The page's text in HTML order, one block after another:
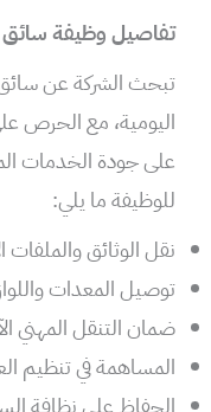
تفاصيل وظيفة سائق
تبحث الشركة عن سائق
اليومية، مع الحرص
على جودة الخدمات
للوظيفة ما يلي:
نقل الوثائق والملفات
توصيل المعدات
ضمان التنقل المهني
المساهمة في تنظيم
الحفاظ على نظافة